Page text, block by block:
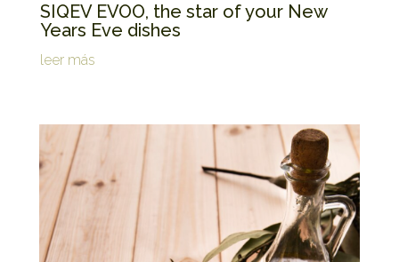
SIQEV EVOO, the star of your New
Years Eve dishes
leer más